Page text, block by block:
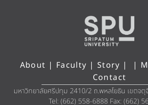
About | Faculty | Story | |
Contact
มหาวิทยาลัยศรีปทุม 2410/2 ถ.พหลโยธิน เขตจตุ
Tel: (662) 558-6888 Fax: (662)